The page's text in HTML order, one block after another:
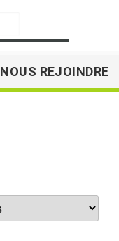
NOUS REJOINDRE